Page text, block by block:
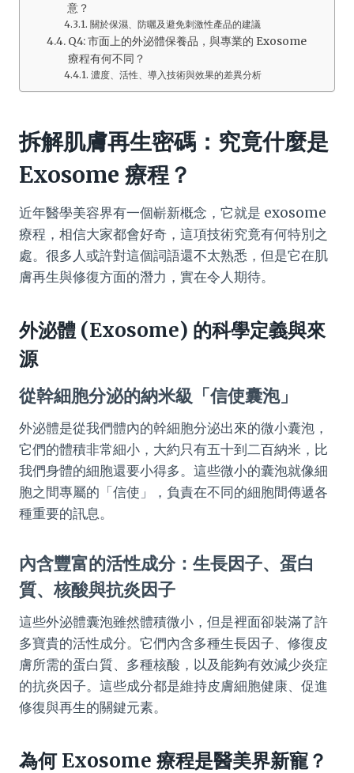
意？
關於保濕、防曬及避免刺激性產品的建議
Q4: 市面上的外泌體保養品，與專業的 Exosome
療程有何不同？
濃度、活性、導入技術與效果的差異分析
拆解肌膚再生密碼：究竟什麼是
Exosome 療程？
近年醫學美容界有一個嶄新概念，它就是 exosome
療程，相信大家都會好奇，這項技術究竟有何特別之
處。很多人或許對這個詞語還不太熟悉，但是它在肌
膚再生與修復方面的潛力，實在令人期待。
外泌體 (Exosome) 的科學定義與來
源
從幹細胞分泌的納米級「信使囊泡」
外泌體是從我們體內的幹細胞分泌出來的微小囊泡，
它們的體積非常細小，大約只有五十到二百納米，比
我們身體的細胞還要小得多。這些微小的囊泡就像細
胞之間專屬的「信使」，負責在不同的細胞間傳遞各
種重要的訊息。
內含豐富的活性成分：生長因子、蛋白
質、核酸與抗炎因子
這些外泌體囊泡雖然體積微小，但是裡面卻裝滿了許
多寶貴的活性成分。它們內含多種生長因子、修復皮
膚所需的蛋白質、多種核酸，以及能夠有效減少炎症
的抗炎因子。這些成分都是維持皮膚細胞健康、促進
修復與再生的關鍵元素。
為何 Exosome 療程是醫美界新寵？